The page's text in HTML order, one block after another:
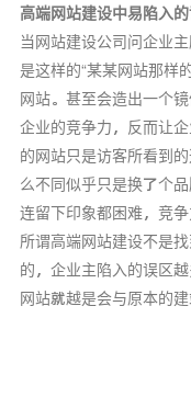
高端网站建设中易陷入
当网站建设公司问企业
是这样的“某某网站那样
网站。甚至会造出一个
企业的竞争力，反而让
的网站只是访客所看到
么不同似乎只是换了个
连留下印象都困难，竞争
所谓高端网站建设不是
的，企业主陷入的误区
网站就越是会与原本的建